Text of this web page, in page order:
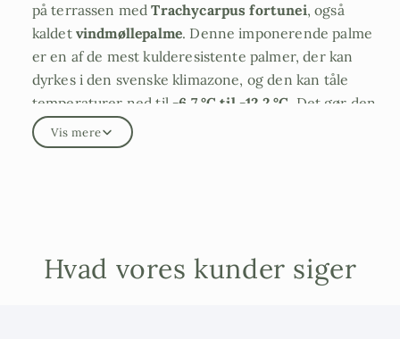
på terrassen medTrachycarpus fortunei, også
kaldet vindmøllepalme. Denne imponerende palme
er en af de mest kulderesistente palmer, der kan
dyrkes i den svenske klimazone, og den kan tåle
temperaturer ned til-6,7 °C til -12,2 °C. Det gør den
perfekt til dem, der gerne vil have et stænk af tropisk
skønhed, selv i et nordisk klima.
De store, solfjerformede blade giver et dejligt,
frodigt udtryk, og om sommeren kan palmen endda
Vis mere
Hvad vores kunder siger